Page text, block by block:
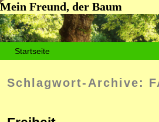
Mein Freund, der Baum
Startseite
Schlagwort-Archive: